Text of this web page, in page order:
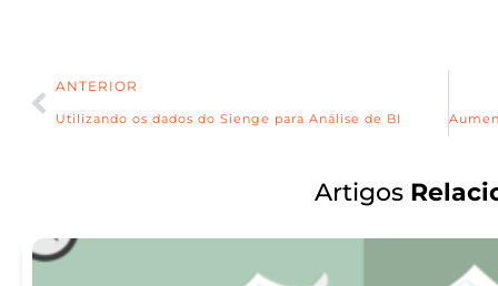
ANTERIOR
Utilizando os dados do Sienge para Análise de BI
Artigos